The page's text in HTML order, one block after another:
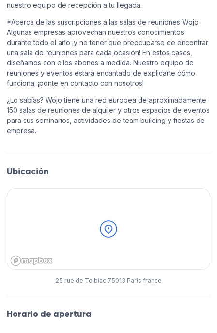
nuestro equipo de recepción a tu llegada.
*Acerca de las suscripciones a las salas de reuniones Wojo :
Algunas empresas aprovechan nuestros conocimientos
durante todo el año ¡y no tener que preocuparse de encontrar
una sala de reuniones para cada ocasión! En estos casos,
diseñamos con ellos abonos a medida. Nuestro equipo de
reuniones y eventos estará encantado de explicarte cómo
funciona: ¡ponte en contacto con nosotros!
¿Lo sabías? Wojo tiene una red europea de aproximadamente
150 salas de reuniones de alquiler y otros espacios de eventos
para sus seminarios, actividades de team building y fiestas de
empresa.
Ubicación
25 rue de Tolbiac 75013 Paris france
Horario de apertura